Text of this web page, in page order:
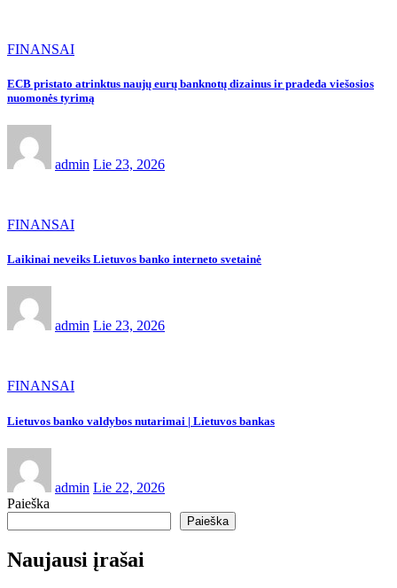
FINANSAI
ECB pristato atrinktus naujų eurų banknotų dizainus ir pradeda viešosios
nuomonės tyrimą
admin Lie 23, 2026
FINANSAI
Laikinai neveiks Lietuvos banko interneto svetainė
admin Lie 23, 2026
FINANSAI
Lietuvos banko valdybos nutarimai | Lietuvos bankas
admin Lie 22, 2026
Paieška
Paieška
Naujausi įrašai